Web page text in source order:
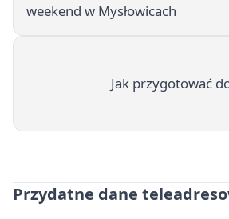
weekend w Mysłowicach
Jak przygotować
Przydatne dane